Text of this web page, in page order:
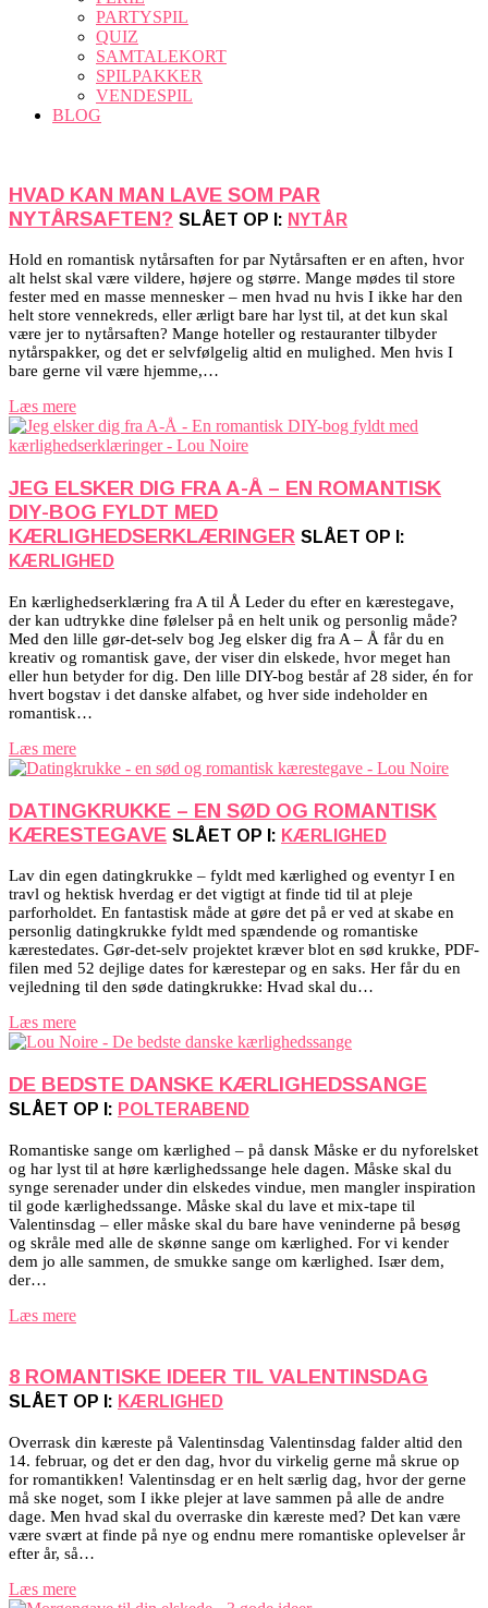
PARTYSPIL
QUIZ
SAMTALEKORT
SPILPAKKER
VENDESPIL
BLOG
HVAD KAN MAN LAVE SOM PAR
NYTÅRSAFTEN? SLÅET OP I: NYTÅR
Hold en romantisk nytårsaften for par Nytårsaften er en aften, hvor
alt helst skal være vildere, højere og større. Mange mødes til store
fester med en masse mennesker – men hvad nu hvis I ikke har den
helt store vennekreds, eller ærligt bare har lyst til, at det kun skal
være jer to nytårsaften? Mange hoteller og restauranter tilbyder
nytårspakker, og det er selvfølgelig altid en mulighed. Men hvis I
bare gerne vil være hjemme,…
Læs mere
JEG ELSKER DIG FRA A-Å – EN ROMANTISK
DIY-BOG FYLDT MED
KÆRLIGHEDSERKLÆRINGER SLÅET OP I:
KÆRLIGHED
En kærlighedserklæring fra A til Å Leder du efter en kærestegave,
der kan udtrykke dine følelser på en helt unik og personlig måde?
Med den lille gør-det-selv bog Jeg elsker dig fra A – Å får du en
kreativ og romantisk gave, der viser din elskede, hvor meget han
eller hun betyder for dig. Den lille DIY-bog består af 28 sider, én for
hvert bogstav i det danske alfabet, og hver side indeholder en
romantisk…
Læs mere
DATINGKRUKKE – EN SØD OG ROMANTISK
KÆRESTEGAVE SLÅET OP I: KÆRLIGHED
Lav din egen datingkrukke – fyldt med kærlighed og eventyr I en
travl og hektisk hverdag er det vigtigt at finde tid til at pleje
parforholdet. En fantastisk måde at gøre det på er ved at skabe en
personlig datingkrukke fyldt med spændende og romantiske
kærestedates. Gør-det-selv projektet kræver blot en sød krukke, PDF-
filen med 52 dejlige dates for kærestepar og en saks. Her får du en
vejledning til den søde datingkrukke: Hvad skal du…
Læs mere
DE BEDSTE DANSKE KÆRLIGHEDSSANGE
SLÅET OP I: POLTERABEND
Romantiske sange om kærlighed – på dansk Måske er du nyforelsket
og har lyst til at høre kærlighedssange hele dagen. Måske skal du
synge serenader under din elskedes vindue, men mangler inspiration
til gode kærlighedssange. Måske skal du lave et mix-tape til
Valentinsdag – eller måske skal du bare have veninderne på besøg
og skråle med alle de skønne sange om kærlighed. For vi kender
dem jo alle sammen, de smukke sange om kærlighed. Især dem,
der…
Læs mere
8 ROMANTISKE IDEER TIL VALENTINSDAG
SLÅET OP I: KÆRLIGHED
Overrask din kæreste på Valentinsdag Valentinsdag falder altid den
14. februar, og det er den dag, hvor du virkelig gerne må skrue op
for romantikken! Valentinsdag er en helt særlig dag, hvor der gerne
må ske noget, som I ikke plejer at lave sammen på alle de andre
dage. Men hvad skal du overraske din kæreste med? Det kan være
være svært at finde på nye og endnu mere romantiske oplevelser år
efter år, så…
Læs mere